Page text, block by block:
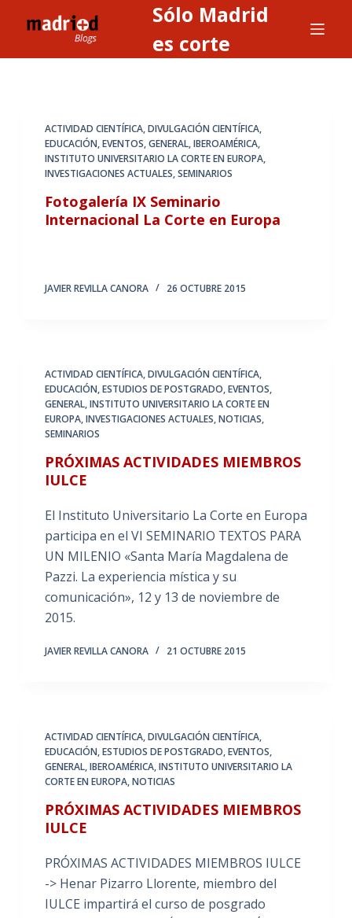
l
Sólo Madrid
es corte
ACTIVIDAD CIENTÍFICA,DIVULGACIÓN CIENTÍFICA,
EDUCACIÓN,EVENTOS,GENERAL,IBEROAMÉRICA,
INSTITUTO UNIVERSITARIO LA CORTE EN EUROPA,
INVESTIGACIONES ACTUALES,SEMINARIOS
Fotogalería IX Seminario
Internacional La Corte en Europa
JAVIER REVILLA CANORA 26 OCTUBRE 2015
ACTIVIDAD CIENTÍFICA,DIVULGACIÓN CIENTÍFICA,
EDUCACIÓN,ESTUDIOS DE POSTGRADO,EVENTOS,
GENERAL,INSTITUTO UNIVERSITARIO LA CORTE EN
EUROPA,INVESTIGACIONES ACTUALES,NOTICIAS,
SEMINARIOS
PRÓXIMAS ACTIVIDADES MIEMBROS
IULCE
El Instituto Universitario La Corte en Europa
participa en el VI SEMINARIO TEXTOS PARA
UN MILENIO «Santa María Magdalena de
Pazzi. La experiencia mística y su
comunicación», 12 y 13 de noviembre de
2015.
JAVIER REVILLA CANORA 21 OCTUBRE 2015
ACTIVIDAD CIENTÍFICA,DIVULGACIÓN CIENTÍFICA,
EDUCACIÓN,ESTUDIOS DE POSTGRADO,EVENTOS,
GENERAL,IBEROAMÉRICA,INSTITUTO UNIVERSITARIO LA
CORTE EN EUROPA,NOTICIAS
PRÓXIMAS ACTIVIDADES MIEMBROS
IULCE
PRÓXIMAS ACTIVIDADES MIEMBROS IULCE
-> Henar Pizarro Llorente, miembro del
IULCE impartirá el curso de posgrado